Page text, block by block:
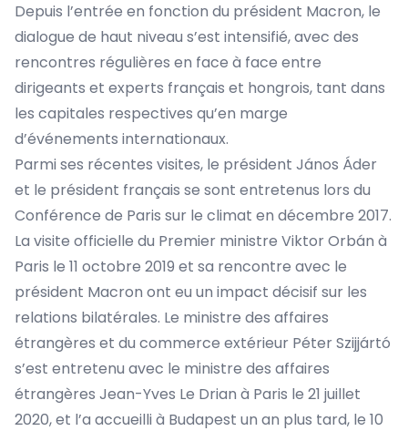
Depuis l’entrée en fonction du président Macron, le
dialogue de haut niveau s’est intensifié, avec des
rencontres régulières en face à face entre
dirigeants et experts français et hongrois, tant dans
les capitales respectives qu’en marge
d’événements internationaux.
Parmi ses récentes visites, le président János Áder
et le président français se sont entretenus lors du
Conférence de Paris sur le climat en décembre 2017.
La visite officielle du Premier ministre Viktor Orbán à
Paris le 11 octobre 2019 et sa rencontre avec le
président Macron ont eu un impact décisif sur les
relations bilatérales. Le ministre des affaires
étrangères et du commerce extérieur Péter Szijjártó
s’est entretenu avec le ministre des affaires
étrangères Jean-Yves Le Drian à Paris le 21 juillet
2020, et l’a accueilli à Budapest un an plus tard, le 10